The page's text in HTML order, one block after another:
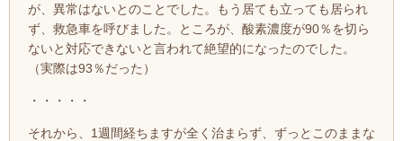
が、異常はないとのことでした。もう居ても立っても居られ
ず、救急車を呼びました。ところが、酸素濃度が90％を切ら
ないと対応できないと言われて絶望的になったのでした。
（実際は93％だった）
・・・・・
それから、1週間経ちますが全く治まらず、ずっと このままな